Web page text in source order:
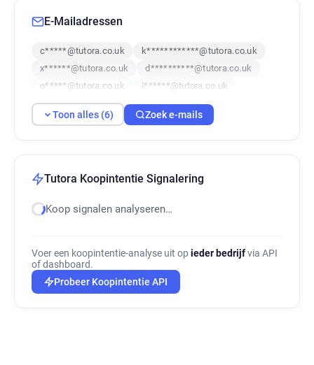
E-Mailadressen
c*****@tutora.co.uk
k************@tutora.co.uk
x******@tutora.co.uk
d**********@tutora.co.uk
o*****@tutora.co.uk
i******@tutora.co.uk
Toon alles (6) Zoek e-mails
Tutora Koopintentie Signalering
Koop signalen analyseren…
Voer een koopintentie-analyse uit op ieder bedrijfvia API
of dashboard.
Probeer Koopintentie API